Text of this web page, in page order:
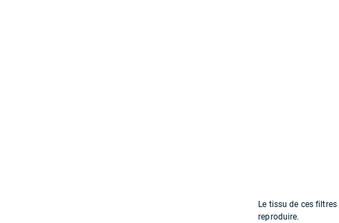
Le tissu de ces
reproduire.